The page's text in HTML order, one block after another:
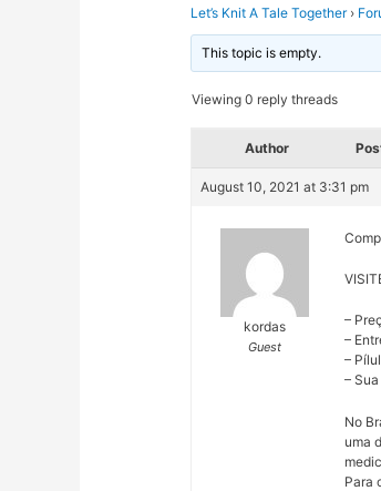
Let’s Knit A Tale Together ›
This topic is empty.
Viewing 0 reply threads
Author
August 10, 2021 at 3:31 pm
kordas
Guest
–
–
–
–
No
uma
Para